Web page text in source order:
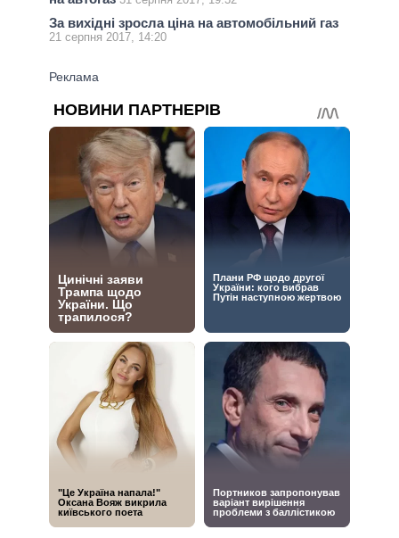
За вихідні зросла ціна на автомобільний газ
21 серпня 2017, 14:20